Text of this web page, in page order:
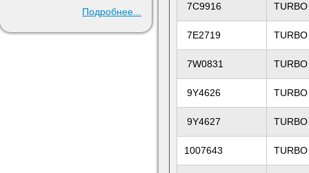
7C9916
7E2719
7W0831
9Y4626
9Y4627
1007643
Подробнее...